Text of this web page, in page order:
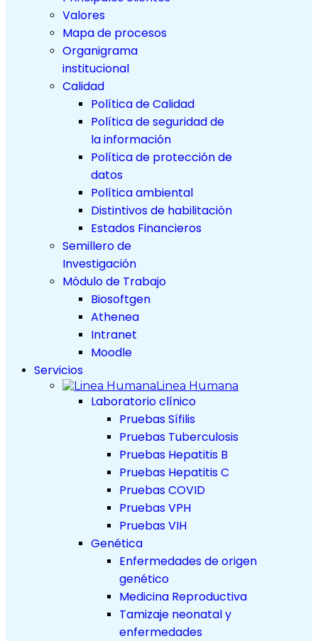
Valores
Mapa de procesos
Organigrama
institucional
Calidad
Política de Calidad
Política de seguridad de
la información
Política de protección de
datos
Política ambiental
Distintivos de habilitación
Estados Financieros
Semillero de
Investigación
Módulo de Trabajo
Biosoftgen
Athenea
Intranet
Moodle
Servicios
Linea Humana
Laboratorio clínico
Pruebas Sífilis
Pruebas Tuberculosis
Pruebas Hepatitis B
Pruebas Hepatitis C
Pruebas COVID
Pruebas VPH
Pruebas VIH
Genética
Enfermedades de origen
genético
Medicina Reproductiva
Tamizaje neonatal y
enfermedades